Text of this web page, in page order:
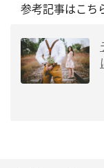
参考記事はこ